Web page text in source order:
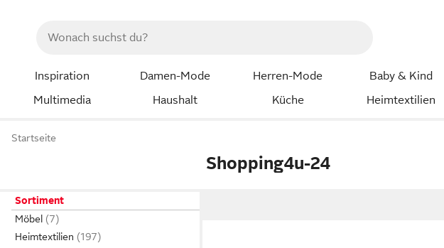
Inspiration Damen-Mode Herren-Mode Baby & Kind
Multimedia
Haushalt Küche Heimtextilien
Startseite
Shopping4u-24
Sortiment
Möbel
Heimtextilien